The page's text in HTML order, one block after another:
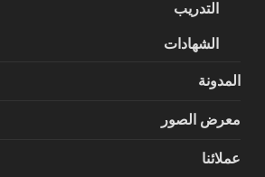
التدريب
الشهادات
المدونة
معرض الصور
عملائنا